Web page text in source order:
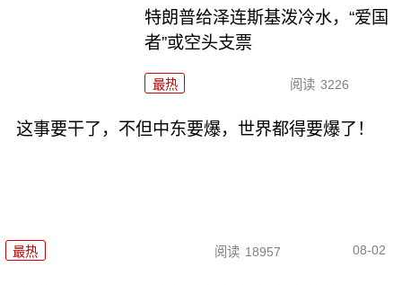
特朗普给泽连斯基泼冷水，“爱国
者”或空头支票
最热 阅读 3226
这事要干了，不但中东要爆，世界都得要爆了！
最热 阅读 18957 08-02